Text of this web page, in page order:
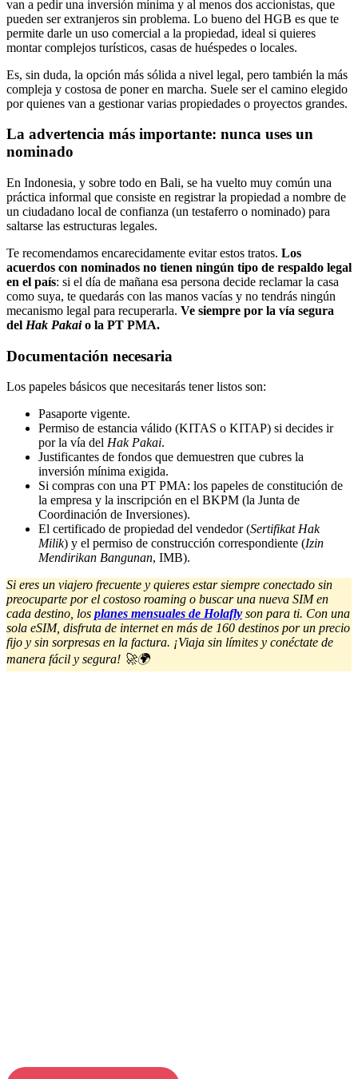
van a pedir una inversión mínima y al menos dos accionistas, que
pueden ser extranjeros sin problema. Lo bueno del HGB es que te
permite darle un uso comercial a la propiedad, ideal si quieres
montar complejos turísticos, casas de huéspedes o locales.
Es, sin duda, la opción más sólida a nivel legal, pero también la más
compleja y costosa de poner en marcha. Suele ser el camino elegido
por quienes van a gestionar varias propiedades o proyectos grandes.
La advertencia más importante: nunca uses un
nominado
En Indonesia, y sobre todo en Bali, se ha vuelto muy común una
práctica informal que consiste en registrar la propiedad a nombre de
un ciudadano local de confianza (un testaferro o nominado) para
saltarse las estructuras legales.
Te recomendamos encarecidamente evitar estos tratos. Los
acuerdos con nominados no tienen ningún tipo de respaldo legal
en el país: si el día de mañana esa persona decide reclamar la casa
como suya, te quedarás con las manos vacías y no tendrás ningún
mecanismo legal para recuperarla. Ve siempre por la vía segura
del Hak Pakaio la PT PMA.
Documentación necesaria
Los papeles básicos que necesitarás tener listos son:
Pasaporte vigente.
Permiso de estancia válido (KITAS o KITAP) si decides ir
por la vía del Hak Pakai.
Justificantes de fondos que demuestren que cubres la
inversión mínima exigida.
Si compras con una PT PMA: los papeles de constitución de
la empresa y la inscripción en el BKPM (la Junta de
Coordinación de Inversiones).
El certificado de propiedad del vendedor (Sertifikat Hak
Milik) y el permiso de construcción correspondiente (Izin
Mendirikan Bangunan, IMB).
Si eres un viajero frecuente y quieres estar siempre conectado sin
preocuparte por el costoso roaming o buscar una nueva SIM en
cada destino, los planes mensuales de Holafly son para ti. Con una
sola eSIM, disfruta de internet en más de 160 destinos por un precio
fijo y sin sorpresas en la factura. ¡Viaja sin límites y conéctate de
manera fácil y segura! 🚀🌍